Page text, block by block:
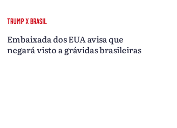
TRUMP X BRASIL
Embaixada dos EUA avisa que
negará visto a grávidas brasileiras